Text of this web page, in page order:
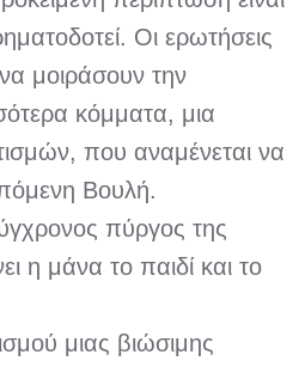
Οι ερωτήσεις
μοιράσουν την
κόμματα, μια
που αναμένεται να
Βουλή.
πύργος της
η μάνα το παιδί και το
μιας βιώσιμης